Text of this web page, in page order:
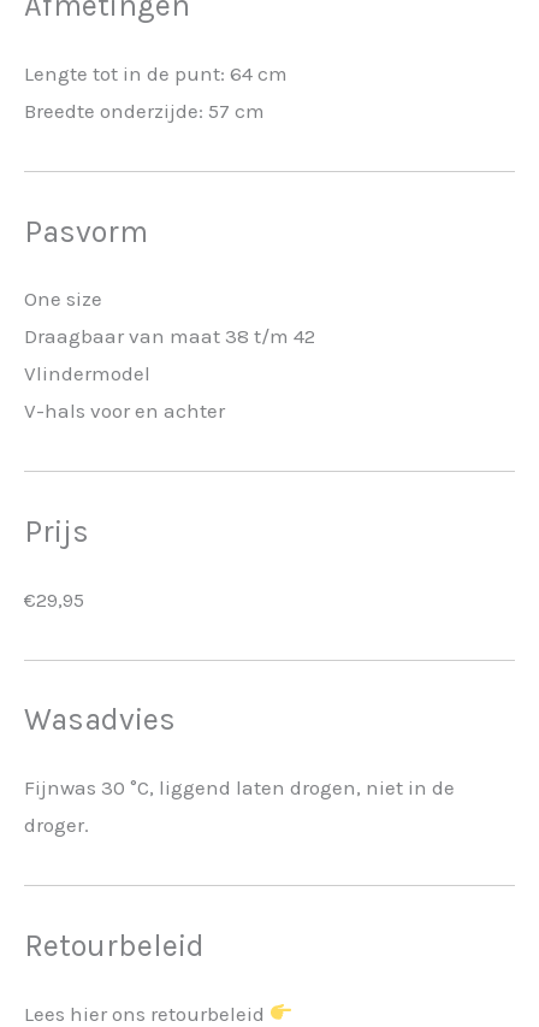
Lengte tot in de punt: 64 cm
Breedte onderzijde: 57 cm
Pasvorm
One size
Draagbaar van maat 38 t/m 42
Vlindermodel
V-hals voor en achter
Prijs
€29,95
Wasadvies
Fijnwas 30 °C, liggend laten drogen, niet in de
droger.
Retourbeleid
Lees hier ons retourbeleid